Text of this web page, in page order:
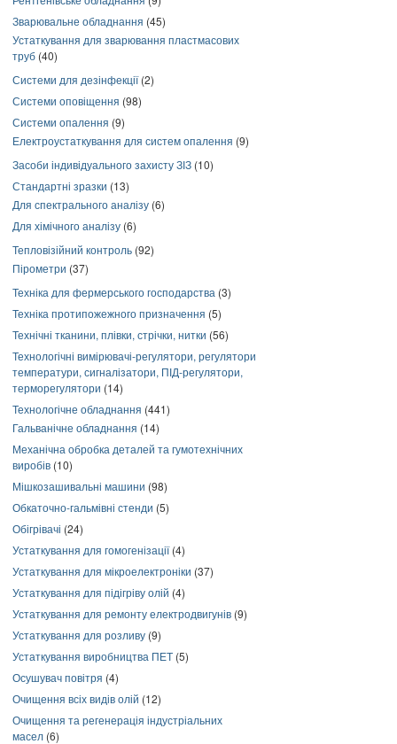
Зварювальне обладнання (45)
Устаткування для зварювання пластмасових
труб (40)
Системи для дезінфекції(2)
Системи оповіщення (98)
Системи опалення (9)
Електроустаткування для систем опалення (9)
Засоби індивідуального захисту ЗІЗ (10)
Стандартні зразки (13)
Для спектрального аналізу (6)
Для хімічного аналізу (6)
Тепловізійний контроль (92)
Пірометри (37)
Техніка для фермерського господарства (3)
Техніка протипожежного призначення (5)
Технічні тканини, плівки, стрічки, нитки (56)
Технологічні вимірювачі-регулятори, регулятори
температури, сигналізатори, ПІД-регулятори,
терморегулятори (14)
Технологічне обладнання (441)
Гальванічне обладнання (14)
Механічна обробка деталей та гумотехнічних
виробів (10)
Мішкозашивальні машини (98)
Обкаточно-гальмівні стенди (5)
Обігрівачі (24)
Устаткування для гомогенізації(4)
Устаткування для мікроелектроніки (37)
Устаткування для підігріву олій (4)
Устаткування для ремонту електродвигунів (9)
Устаткування для розливу (9)
Устаткування виробництва ПЕТ (5)
Осушувач повітря (4)
Очищення всіх видів олій (12)
Очищення та регенерація індустріальних
масел (6)